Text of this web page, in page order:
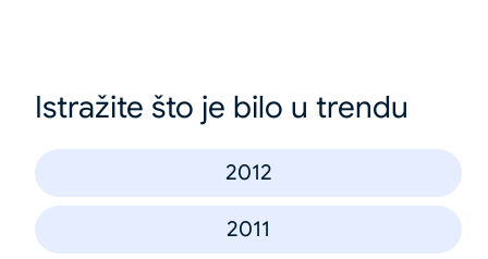
Istražite što je bilo u trendu
2012
2011